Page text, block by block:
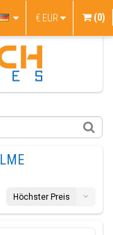
€ EUR (0)
Höchster Preis